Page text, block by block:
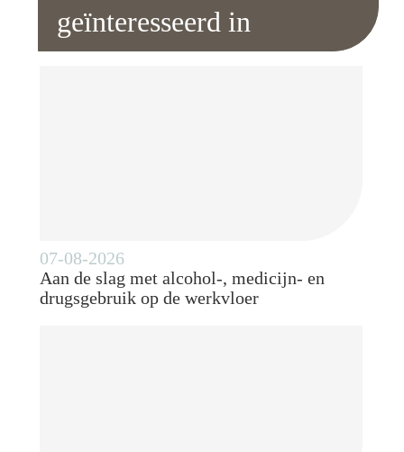
geïnteresseerd in
07-08-2026
Aan de slag met alcohol-, medicijn- en
drugsgebruik op de werkvloer